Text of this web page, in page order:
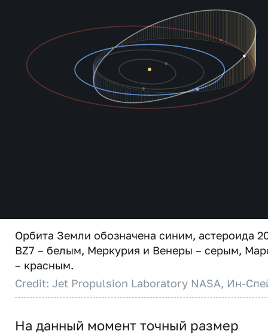
Орбита Земли обозначена синим, астероида
BZ7 – белым, Меркурия и Венеры – серым,
– красным.
Credit: Jet Propulsion Laboratory NASA, Ин-
На данный момент точный размер